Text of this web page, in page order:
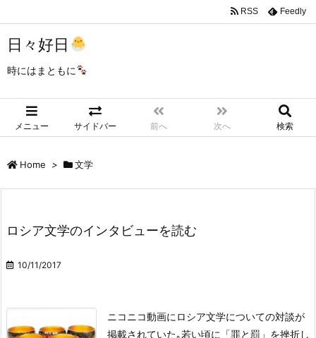
日々好日
時にはまともに
メニュー サイドバー 前へ 次へ 検索
RSS Feedly
Home > 文学
ロシア文学のインタビューを読む
10/11/2017
ニコニコ動画にロシア文学についての対談が
掲載されていた｡若い頃に「罪と罰」を挫折し